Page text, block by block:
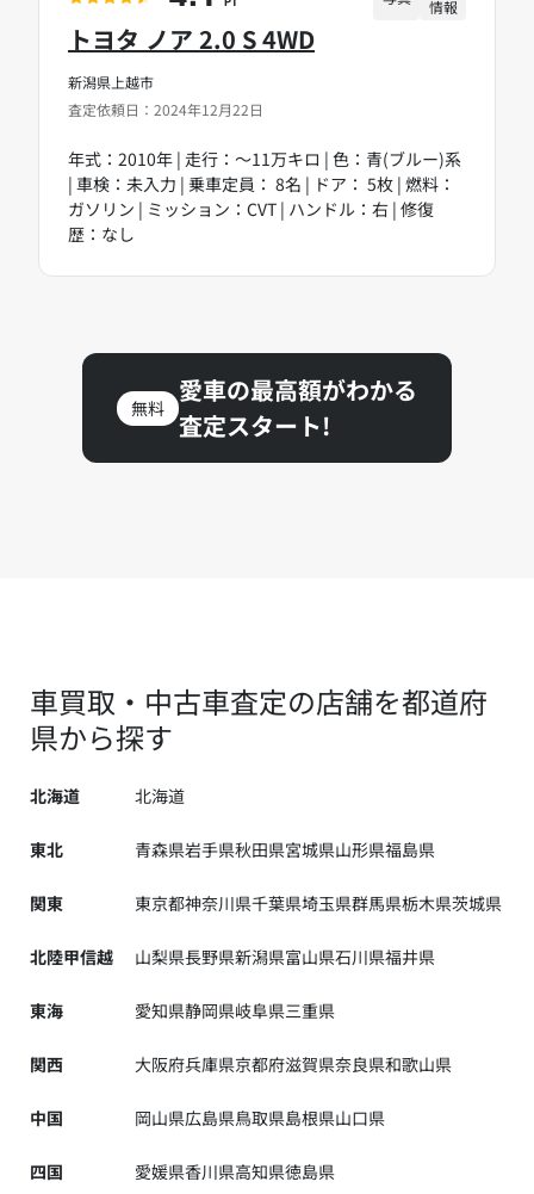
新潟県上越市
査定依頼日：2024年12月22日
トヨタ ノア 2.0 S 4WD
年式：2010年 | 走行：～11万キロ | 色：青(ブルー)系
| 車検：未入力 | 乗車定員： 8名 | ドア： 5枚 | 燃料：
ガソリン | ミッション：CVT | ハンドル：右 | 修復
歴：なし
PT 情報
無料
愛車の最高額がわかる
査定スタート!
車買取・中古車査定の店舗を都道府
県から探す
北海道 北海道
東北 青森県岩手県秋田県宮城県山形県福島県
関東 東京都神奈川県千葉県埼玉県群馬県栃木県茨城県
北陸甲信越 山梨県長野県新潟県富山県石川県福井県
東海 愛知県静岡県岐阜県三重県
関西 大阪府兵庫県京都府滋賀県奈良県和歌山県
中国 岡山県広島県鳥取県島根県山口県
四国 愛媛県香川県高知県徳島県